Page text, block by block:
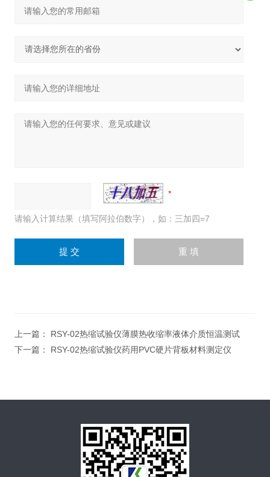
请输入计算结果（填写阿拉伯数字），如：三加四=7
上一篇： RSY-02热缩试验仪薄膜热收缩率液体介质恒温测试
下一篇： RSY-02热缩试验仪药用PVC硬片背板材料测定仪